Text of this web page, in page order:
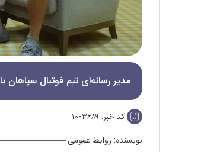
مدیر رسانه‌ای تیم فوتبال
کد خبر: ۱۰۰۳۶۸۹
نویسنده: روابط عمومی